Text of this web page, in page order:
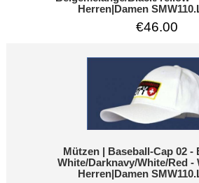
Herren|Damen
€46.00
Mützen | Baseball-Cap 02 -
White/Darknavy/White/Red -
Herren|Damen